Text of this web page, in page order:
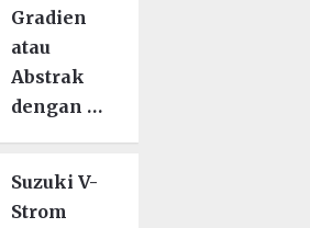
Gradien
atau
Abstrak
dengan …
Suzuki V-
Strom